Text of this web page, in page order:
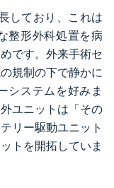
しており、これは
整形外科処置を病
です。外来手術セ
規制の下で静かに
システムを好みま
ユニットは「その
リー駆動ユニット
トを開拓していま